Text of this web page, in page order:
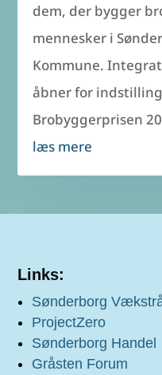
dem, der bygger
mennesker i
Kommune.
åbner for
Brobyggerprisen
læs mere
Links:
Sønderborg
ProjectZero
Sønderborg Handel
Gråsten Forum